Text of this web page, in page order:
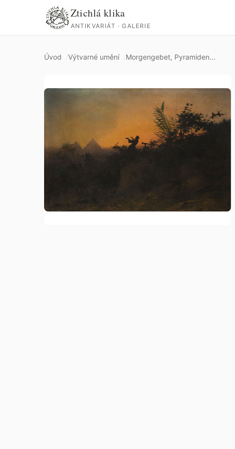
Ztichlá klika
ANTIKVARIÁT · GALERIE
Úvod Výtvarné umění Morgengebet, Pyramiden...